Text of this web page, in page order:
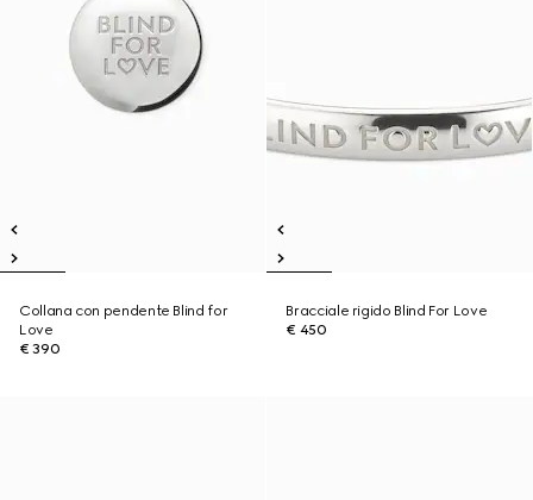
Collana con pendente Blind for
Love
€ 390
Bracciale rigido Blind For Love
€ 450